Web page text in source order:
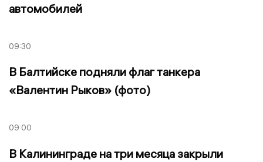
автомобилей
09:30
В Балтийске подняли флаг танкера
«Валентин Рыков» (фото)
09:00
В Калининграде на три месяца закрыли